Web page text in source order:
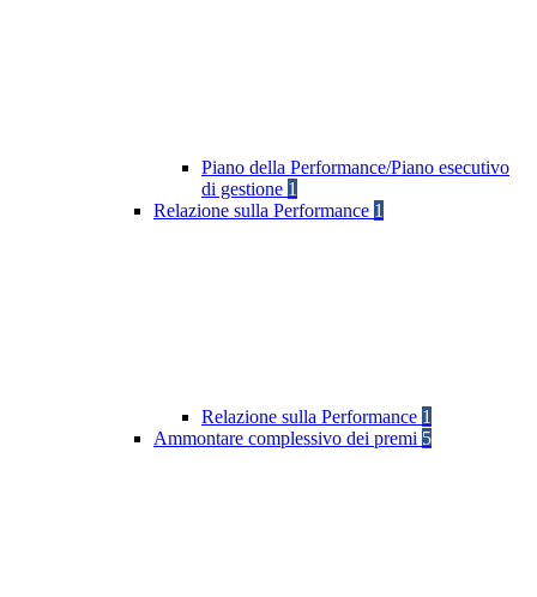
Piano della Performance/Piano esecutivo
di gestione 1
Relazione sulla Performance 1
Relazione sulla Performance 1
Ammontare complessivo dei premi 5